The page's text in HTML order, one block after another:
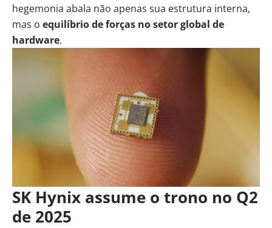
hegemonia abala não apenas sua estrutura interna,
mas o equilíbrio de forças no setor global de
hardware.
SK Hynix assume o trono no Q2
de 2025